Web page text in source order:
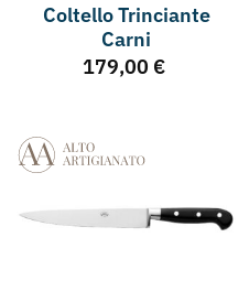
Coltello Trinciante
Carni
179,00 €